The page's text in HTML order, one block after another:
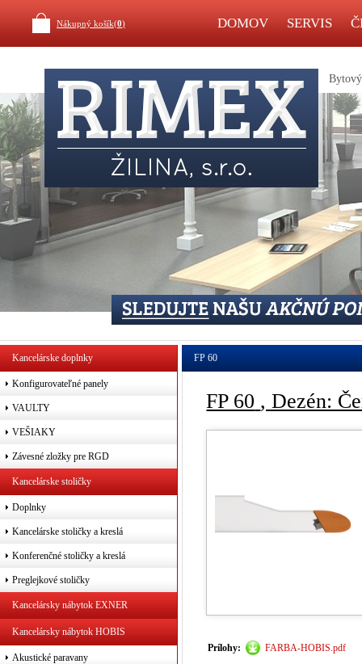
Nákupný košík(0) DOMOV SERVIS
Bytový
Kancelárske doplnky
Konfigurovateľné panely
VAULTY
VEŠIAKY
Závesné zložky pre RGD
Kancelárske stoličky
Doplnky
Kancelárske stoličky a kreslá
Konferenčné stoličky a kreslá
Preglejkové stoličky
Kancelársky nábytok EXNER
Kancelársky nábytok HOBIS
Akustické paravany
FP 60
FP 60 , Dezén:
Prílohy: FARBA-HOBIS.pdf